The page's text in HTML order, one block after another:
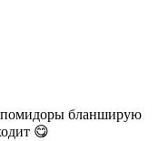
помидоры бланширую
😋